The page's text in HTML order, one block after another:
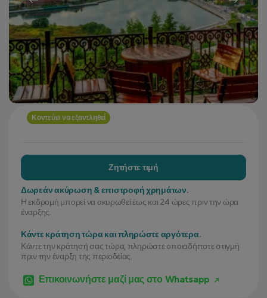
Κοντεύει να εξαντληθεί
Ζητήστε τιμή
Δωρεάν ακύρωση & επιστροφή χρημάτων.
Η εκδρομή μπορεί να ακυρωθεί έως και 24 ώρες πριν την ώρα
έναρξης.
Κάντε κράτηση τώρα και πληρώστε αργότερα.
Κάντε την κράτησή σας τώρα, πληρώστε οποιαδήποτε στιγμή
πριν την έναρξη της περιοδείας.
Επικοινωνήστε μαζί μας στο Whatsapp